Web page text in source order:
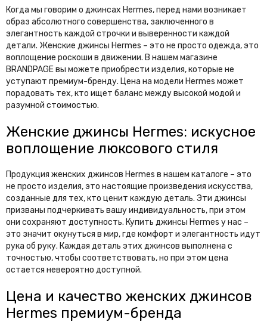
Юбки
Когда мы говорим о джинсах Hermes, перед нами возникает
образ абсолютного совершенства, заключенного в
элегантность каждой строчки и выверенности каждой
детали. Женские джинсы Hermes – это не просто одежда, это
воплощение роскоши в движении. В нашем магазине
BRANDPAGE вы можете приобрести изделия, которые не
уступают премиум-бренду. Цена на модели Hermes может
порадовать тех, кто ищет баланс между высокой модой и
разумной стоимостью.
Женские джинсы Hermes: искусное
воплощение люксового стиля
Продукция женских джинсов Hermes в нашем каталоге – это
не просто изделия, это настоящие произведения искусства,
созданные для тех, кто ценит каждую деталь. Эти джинсы
призваны подчеркивать вашу индивидуальность, при этом
они сохраняют доступность. Купить джинсы Hermes у нас –
это значит окунуться в мир, где комфорт и элегантность идут
рука об руку. Каждая деталь этих джинсов выполнена с
точностью, чтобы соответствовать, но при этом цена
остается невероятно доступной.
Цена и качество женских джинсов
Hermes премиум-бренда